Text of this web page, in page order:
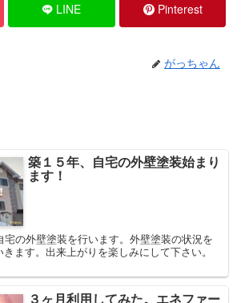
LINE Pinterest
がっちゃん
築１５年、自宅の外壁塗装始まり
ます！
宅の外壁塗装を行います。外壁塗装の状況を
ます。出来上がりを楽しみにして下さい。
３ヶ月利用してみた。エネファー